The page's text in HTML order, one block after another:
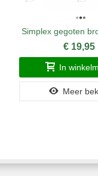
Simplex gegoten
€ 19,95
In
Meer